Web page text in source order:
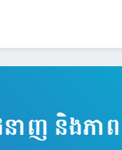
នាញ និងភាព